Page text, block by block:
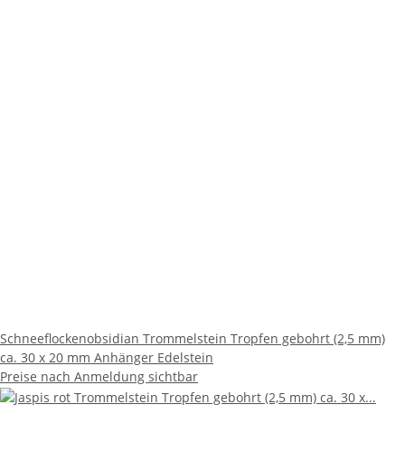
Schneeflockenobsidian Trommelstein Tropfen gebohrt (2,5 mm)
ca. 30 x 20 mm Anhänger Edelstein
Preise nach Anmeldung sichtbar